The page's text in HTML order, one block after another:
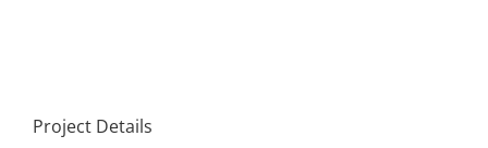
Project Details